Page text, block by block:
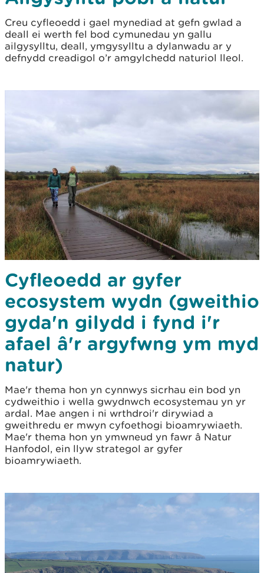
Creu cyfleoedd i gael mynediad at gefn gwlad a
deall ei werth fel bod cymunedau yn gallu
ailgysylltu, deall, ymgysylltu a dylanwadu ar y
defnydd creadigol o’r amgylchedd naturiol lleol.
Cyfleoedd ar gyfer
ecosystem wydn (gweithio
gyda'n gilydd i fynd i'r
afael â'r argyfwng ym myd
natur)
Mae'r thema hon yn cynnwys sicrhau ein bod yn
cydweithio i wella gwydnwch ecosystemau yn yr
ardal. Mae angen i ni wrthdroi'r dirywiad a
gweithredu er mwyn cyfoethogi bioamrywiaeth.
Mae'r thema hon yn ymwneud yn fawr â Natur
Hanfodol, ein llyw strategol ar gyfer
bioamrywiaeth.